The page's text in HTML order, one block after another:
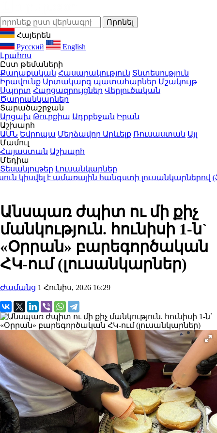
Հայերեն
Русский
English
Լրահոս
Ըստ թեմաների
Քաղաքական Հասարակություն Տնտեսություն
Իրավունք Արտակարգ պատահարներ Մշակույթ
Սպորտ Հարցազրույցներ Վերլուծական
Ծաղրանկարներ
Տարածաշրջան
Արցախ Թուրքիա Ադրբեջան Իրան
Աշխարհ
ԱՄՆ Եվրոպա Մերձավոր Արևելք Ռուսաստան Այլ
Մամուլ
Հայաստան Աշխարհ
Մեդիա
Տեսանյութեր Լուսանկարներ
կիսվել է ամառային հանգստի լուսանկարներով
Անսպառ ժպիտ ու մի քիչ
մանկություն. հունիսի 1-ն`
«Օրրան» բարեգործական
ՀԿ-ում (լուսանկարներ)
Ժամանց 1 Հունիս, 2026 16:29